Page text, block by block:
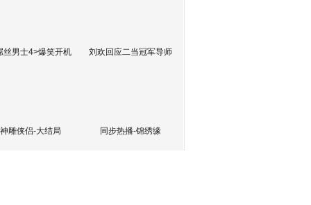
丝男士4>爆笑开机 刘欢回应二当冠军导师
神雕侠侣-大结局 同步热播-锦绣缘